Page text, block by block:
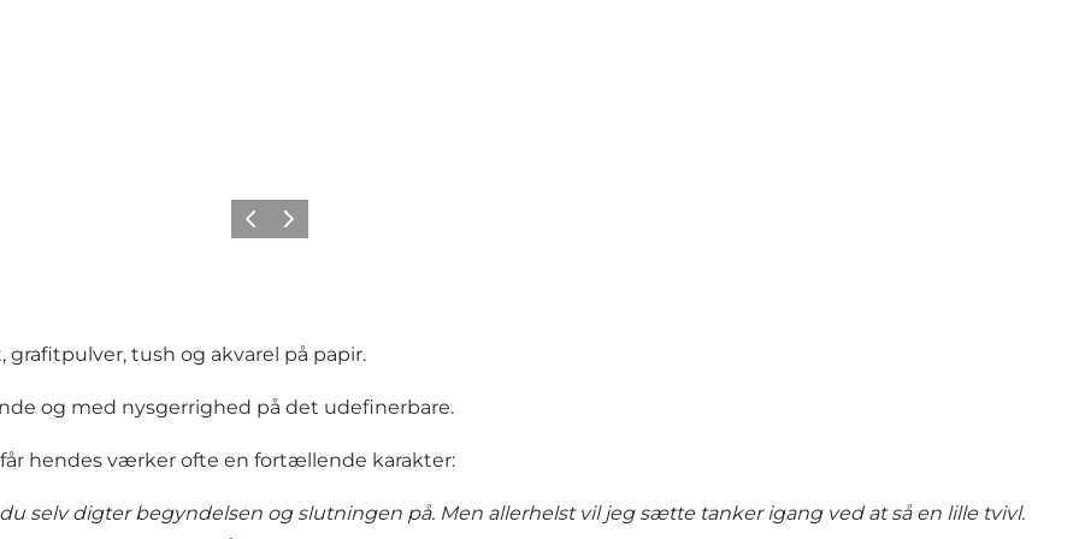
ForrigeNæste
tush og akvarel på papir.
og med nysgerrighed på det udefinerbare.
hendes værker ofte en fortællende karakter:
selv digter begyndelsen og slutningen på. Men allerhelst vil jeg sætte tanker igang ved at så en lille tvivl.